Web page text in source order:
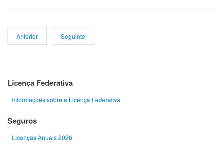
Anterior Seguinte
Licença Federativa
Informações sobre a Licença Federativa
Seguros
Licenças Anuais 2026